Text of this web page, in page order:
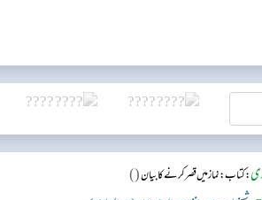
:کتاب: نماز میں قصر کرنے کا بیان()